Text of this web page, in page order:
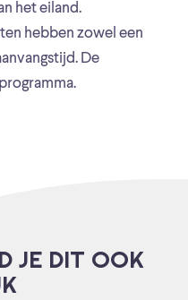
het eiland.
hebben zowel een
De
JE DIT OOK